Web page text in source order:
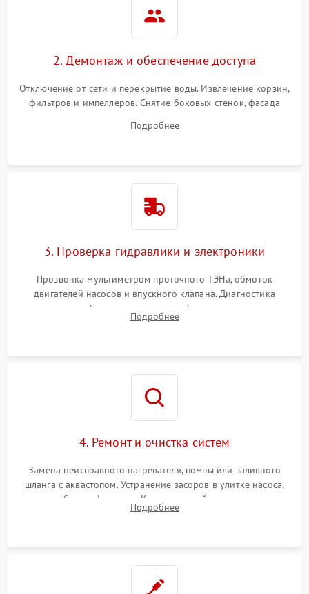
2. Демонтаж и обеспечение доступа
Отключение от сети и перекрытие воды. Извлечение корзин,
фильтров и импеллеров. Снятие боковых стенок, фасада
циркуляционному насосу, ТЭНу и сливной помпе.
Подробнее
3. Проверка гидравлики и электроники
Прозвонка мультиметром проточного ТЭНа, обмоток
двигателей насосов и впускного клапана. Диагностика
прессостата (датчика уровня воды), датчика мутности,
концевика дверцы и электронного модуля управления.
Подробнее
4. Ремонт и очистка систем
Замена неисправного нагревателя, помпы или заливного
шланга с аквастопом. Устранение засоров в улитке насоса,
патрубках и фильтрах. Компонентный ремонт платы
управления, восстановление поврежденной проводки.
Подробнее